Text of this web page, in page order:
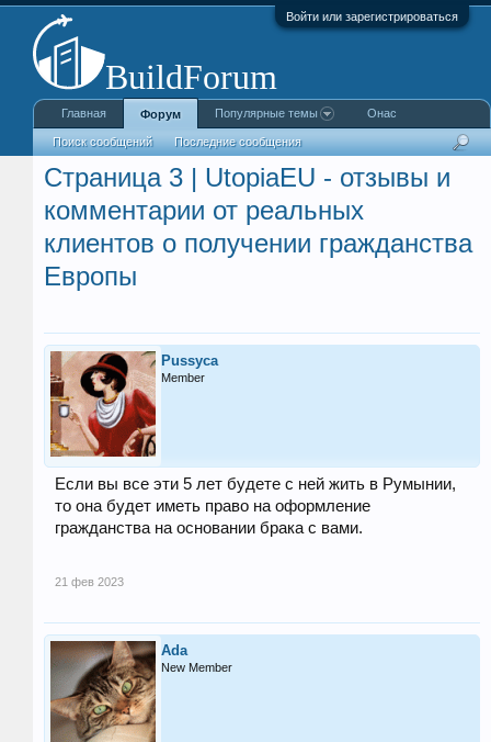
Войти или зарегистрироваться
Страница 3 | UtopiaEU - отзывы и
комментарии от реальных
клиентов о получении гражданства
Европы
Pussyca
Member
Если вы все эти 5 лет будете с ней жить в Румынии,
то она будет иметь право на оформление
гражданства на основании брака с вами.
21 фев 2023
Ada
New Member
Главная Форум
Поиск сообщений Последние сообщения
Популярные темы Онас